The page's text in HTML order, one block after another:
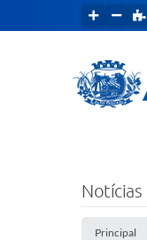
Notícias
Principal